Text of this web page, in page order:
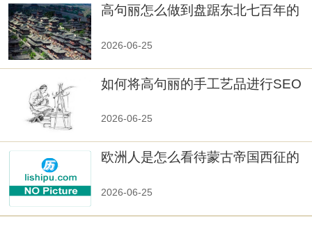
高句丽怎么做到盘踞东北七百年的
2026-06-25
如何将高句丽的手工艺品进行SEO
2026-06-25
欧洲人是怎么看待蒙古帝国西征的
2026-06-25